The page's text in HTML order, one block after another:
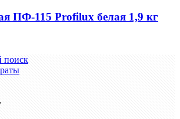
ПФ-115 Profilux белая 1,9 кг
поиск